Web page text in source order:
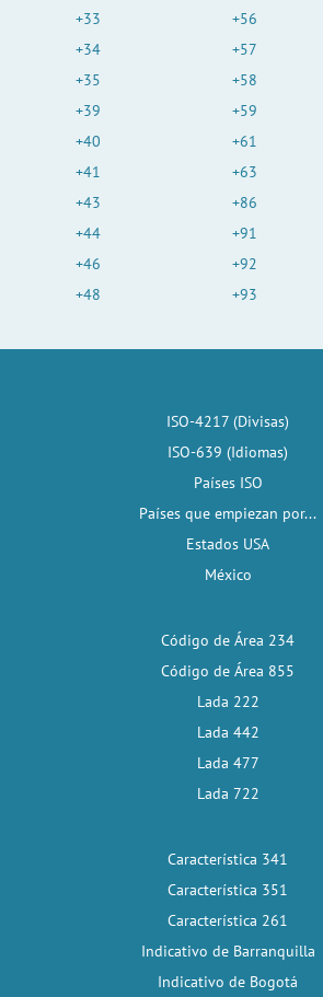
+33
+34
+35
+39
+40
+41
+43
+44
+46
+48
+56
+57
+58
+59
+61
+63
+86
+91
+92
+93
ISO-4217 (Divisas)
ISO-639 (Idiomas)
Países ISO
Países que empiezan por...
Estados USA
México
Código de Área 234
Código de Área 855
Lada 222
Lada 442
Lada 477
Lada 722
Característica 341
Característica 351
Característica 261
Indicativo de Barranquilla
Indicativo de Bogotá